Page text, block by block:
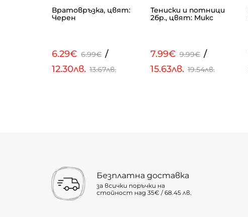
Вратовръзка, цвят:
Черен
6.29€ 6.99€ /
12.30лв. 13.67лв.
Тениски и потници
2бр., цвят: Микс
7.99€ 9.99€ /
15.63лв. 19.54лв.
Безплатна доставка
за всички поръчки на
стойност над 35€ / 68.45 лв.